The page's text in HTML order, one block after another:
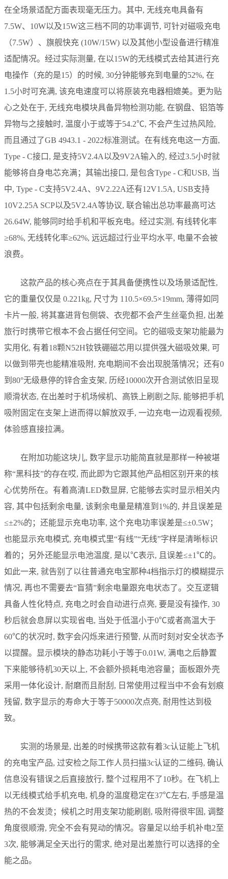
在全场景适配方面表现毫无压力。其中, 无线充电具备有
7.5W、10W以及15W这三档不同的功率调节, 可针对磁吸充电
（7.5W）、旗舰快充 (10W/15W) 以及其他小型设备进行精准
适配情况。经过实际测量, 在以15W的无线模式去给其进行充
电操作（充的是15）的时候, 30分钟能够充到电量的52%, 在
1.5小时可充满, 该充电速度可以将原装充电器相媲美。更为贴
心之处在于, 无线充电模块具备异物检测功能, 在钢盘、铝箔等
异物与之接触时, 温度小于或等于54.2℃, 不会产生过热风险,
而且通过了GB 4943.1 - 2022标准测试。在有线充电这一方面,
Type - C接口, 是支持5V2.4A以及9V2A输入的, 经过3.5小时就
能够将自身电芯充满；其输出接口, 是包含Type - C和USB, 当
中, Type - C支持5V2.4A、9V2.22A还有12V1.5A, USB支持
10V2.25A SCP以及5V2.4A等协议, 联合输出总功率最高可达
26.64W, 能够同时给手机和平板充电。经过实测, 有线转化率
≥68%, 无线转化率≥62%, 远远超过行业平均水平, 电量不会被
浪费。
这款产品的核心亮点在于其具备便携性以及场景适配性,
它的重量仅仅是 0.221kg, 尺寸为 110.5×69.5×19mm, 薄得如同
卡片一般, 将其塞进背包侧袋、衣兜都不会产生丝毫负担, 出差
旅行时携带它根本不会占据任何空间。它的磁吸支架功能最为
实用化, 有着18颗N52H钕铁硼磁芯用以提供强大磁吸效果, 可
以做到带壳也能精准吸附, 充电期间不会出现脱落情况；还有0
到80°无级悬停的锌合金支架, 历经10000次开合测试依旧呈现
顺滑状态, 在出差时于机场候机、高铁上刷剧之际, 能够把手机
吸附固定在支架上进而得以解放双手, 一边充电一边观看视频,
体验感直接拉满。
在附加功能这块儿, 数字显示功能简直就是那样一种被堪
称“黑科技”的存在哎, 而此即为它跟其他产品相区别开来的核
心优势所在。有着高清LED数显屏, 它能够去实时显示相关内
容, 其中包括剩余电量, 该剩余电量是精准到1%的, 并且误差是
≤±2%的；还能显示充电功率, 这个充电功率误差是≤±0.5W；
也能显示充电模式, 充电模式里“有线”“无线”字样是清晰标识
着的；另外还能显示电池温度, 是以℃表示, 且误差≤±1℃的。
如此一来, 就告别了以往普通充电宝那种4档指示灯的模糊提示
情况, 再也不需要去“盲猜”剩余电量跟充电状态了。交互逻辑
具备人性化特点, 充电之时会自动进行点亮, 要是没有操作, 30
秒后就会息屏以实现省电, 当处于低温小于0℃或者高温大于
60℃的状况时, 数字会闪烁来进行预警, 从而时刻对安全状态予
以提醒。显示模块的静态功耗小于等于0.01W, 满电之后静置
下来能够待机30天以上, 不会额外损耗电池容量；面板跟外壳
采用一体化设计, 耐磨而且耐刮, 日常使用过程当中不会有划痕
残留, 数字显示的寿命大于等于50000次点亮, 耐用性达到极
致。
实测的场景是, 出差的时候携带这款有着3c认证能上飞机
的充电宝产品, 过安检之际工作人员扫描3c认证的二维码, 确认
信息没有错误之后直接放行, 整个过程用不了10秒。在飞机上
以无线模式给手机充电, 机身的温度稳定在37℃左右, 手感是温
热的不会发烫；候机之时用支架功能刷剧, 吸附得很牢固, 调整
角度很顺滑, 完全不会有晃动的情况。容量足以给手机补电2至
3次, 能够满足全天出行的需求, 绝对是出差旅行可以选择的全
能之品。